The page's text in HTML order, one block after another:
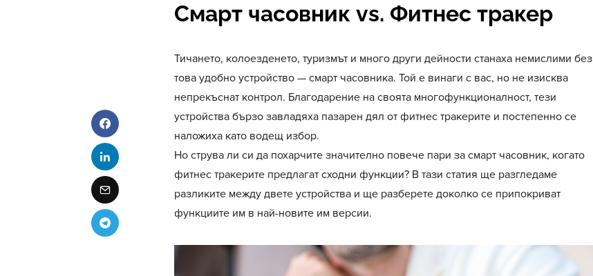
Смарт часовник vs. Фитнес тракер
Тичането, колоезденето, туризмът и много други дейности станаха немислими без
това удобно устройство — смарт часовника. Той е винаги с вас, но не изисква
непрекъснат контрол. Благодарение на своята многофункционалност, тези
устройства бързо завладяха пазарен дял от фитнес тракерите и постепенно се
наложиха като водещ избор.
Но струва ли си да похарчите значително повече пари за смарт часовник, когато
фитнес тракерите предлагат сходни функции? В тази статия ще разгледаме
разликите между двете устройства и ще разберете доколко се припокриват
функциите им в най-новите им версии.